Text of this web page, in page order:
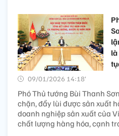
09/01/2026 14:18’
Phó Thủ tướng Bùi Thanh
chặn, đẩy lùi được sản xuất
doanh nghiệp sản xuất của
chất lượng hàng hóa, cạnh